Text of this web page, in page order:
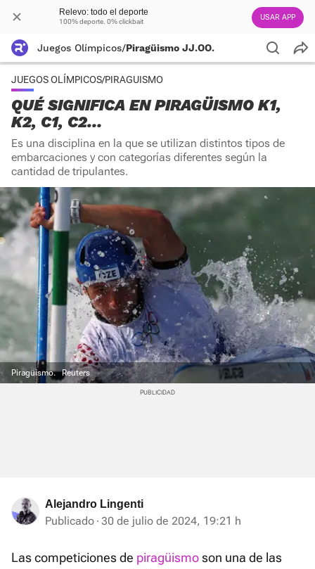
Relevo: todo el deporte
100% deporte. 0% clickbait USAR APP
Juegos Olímpicos/Piragüismo JJ.OO.
JUEGOS OLÍMPICOS/PIRAGUISMO
QUÉ SIGNIFICA EN PIRAGÜISMO K1,
K2, C1, C2…
Es una disciplina en la que se utilizan distintos tipos de
embarcaciones y con categorías diferentes según la
cantidad de tripulantes.
Piragüismo. Reuters
Alejandro Lingenti
Publicado 30 de julio de 2024, 19:21 h
Las competiciones de piragüismoson una de las